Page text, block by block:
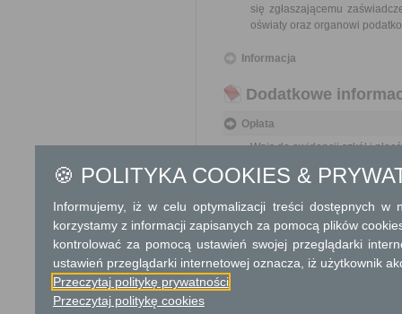
się zgłaszającemu
oświaty oraz organowi
Informacja
Dodatkowe
Opłata
Wpis do ewidencji szkół i
Tryb odwoławczy
Odwołanie wnosi się do
rejestracji za pośrednictwem
lub data jego nadania w
🍪 POLITYKA COOKIES &
Informujemy, iż w celu optymalizacji treści dostępnych w
korzystamy z informacji zapisanych za pomocą plików
kontrolować za pomocą ustawień swojej przeglądarki
ustawień przeglądarki internetowej oznacza, iż użytkownik
Przeczytaj politykę prywatności
Przeczytaj politykę cookies